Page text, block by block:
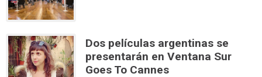
Dos películas argentinas se
presentarán en Ventana Sur
Goes To Cannes